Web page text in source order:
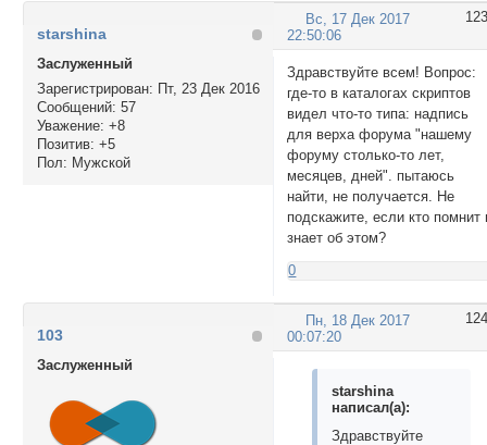
123
Вс, 17 Дек 2017
22:50:06
starshina
Заслуженный
Зарегистрирован: Пт, 23 Дек 2016
Сообщений: 57
Уважение: +8
Позитив: +5
Пол: Мужской
Здравствуйте всем! Вопрос:
где-то в каталогах скриптов
видел что-то типа: надпись
для верха форума "нашему
форуму столько-то лет,
месяцев, дней". пытаюсь
найти, не получается. Не
подскажите, если кто помнит
знает об этом?
0
124
Пн, 18 Дек 2017
00:07:20
103
Заслуженный
starshina
написал(а):
Здравствуйте